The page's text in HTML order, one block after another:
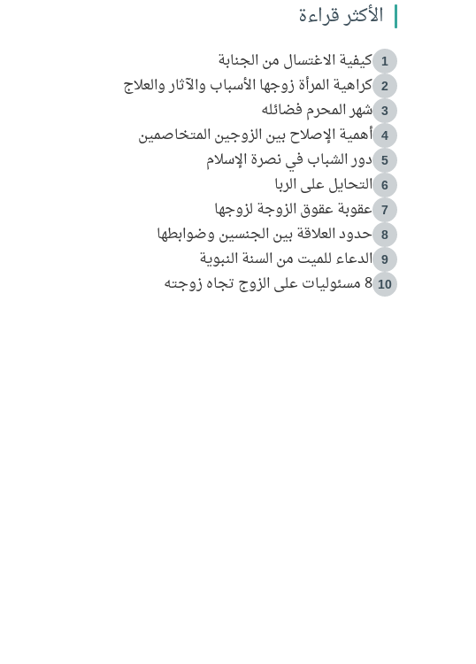
الأكثر قراءة
1 كيفية الاغتسال من الجنابة
2 كراهية المرأة زوجها الأسباب والآثار والعلاج
3 شهر المحرم فضائله
4 أهمية الإصلاح بين الزوجين المتخاصمين
5 دور الشباب في نصرة الإسلام
6 التحايل على الربا
7 عقوبة عقوق الزوجة لزوجها
8 حدود العلاقة بين الجنسين وضوابطها
9 الدعاء للميت من السنة النبوية
10 8 مسئوليات على الزوج تجاه زوجته